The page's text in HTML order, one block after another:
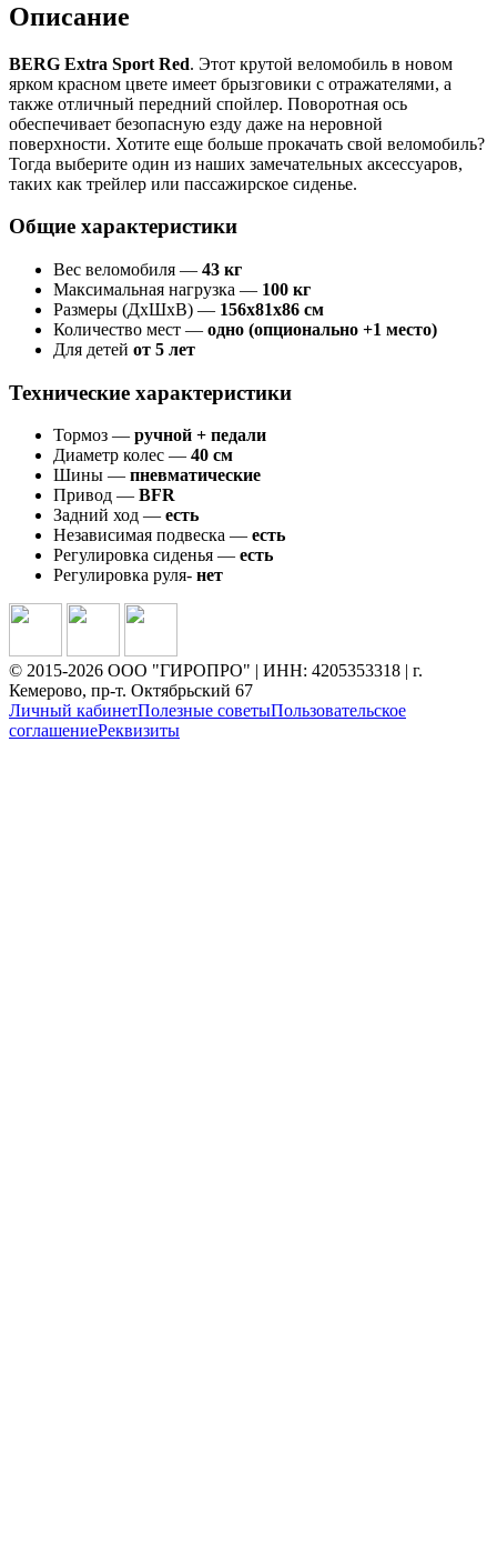
Описание
BERG Extra Sport Red. Этот крутой веломобиль в новом
ярком красном цвете имеет брызговики с отражателями, а
также отличный передний спойлер. Поворотная ось
обеспечивает безопасную езду даже на неровной
поверхности. Хотите еще больше прокачать свой веломобиль?
Тогда выберите один из наших замечательных аксессуаров,
таких как трейлер или пассажирское сиденье.
Общие характеристики
Вес веломобиля — 43 кг
Максимальная нагрузка — 100 кг
Размеры (ДxШxВ) — 156x81x86 см
Количество мест — одно (опционально +1 место)
Для детей от 5 лет
Технические характеристики
Тормоз — ручной + педали
Диаметр колес — 40 см
Шины — пневматические
Привод — BFR
Задний ход — есть
Независимая подвеска — есть
Регулировка сиденья — есть
Регулировка руля- нет
© 2015-2026 ООО "ГИРОПРО" | ИНН: 4205353318 | г.
Кемерово, пр-т. Октябрьский 67
Личный кабинетПолезные советыПользовательское
соглашениеРеквизиты